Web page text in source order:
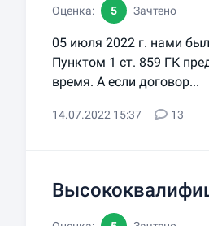
Оценка: 5 Зачтено
05 июля 2022 г. нами
Пунктом 1 ст. 859 ГК
время. А если договор...
14.07.2022 15:37 13